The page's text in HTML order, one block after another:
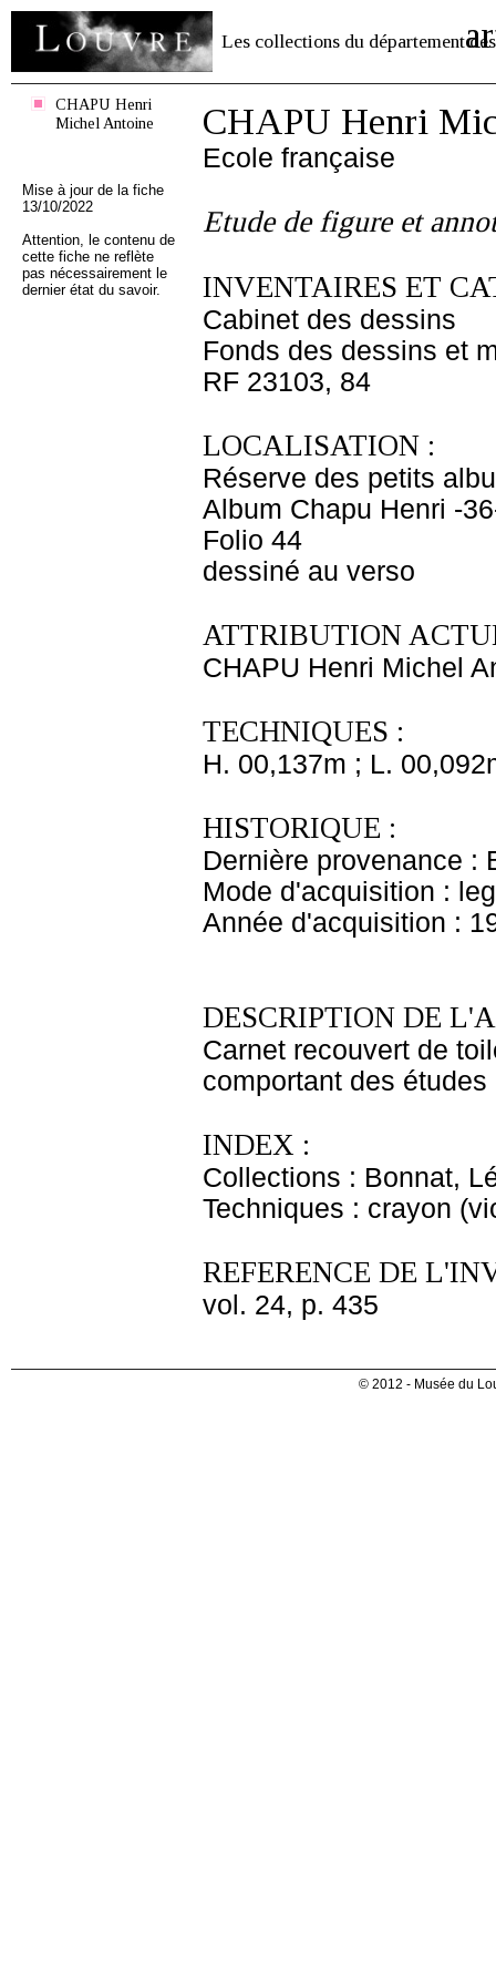
Les collections du département des
CHAPU Henri
Michel Antoine
Mise à jour de la fiche
13/10/2022
Attention, le contenu de
cette fiche ne reflète
pas nécessairement le
dernier état du savoir.
CHAPU Henri
Ecole française
Etude de figure et
INVENTAIRES ET
Cabinet des dessins
Fonds des dessins et
RF 23103, 84
LOCALISATION :
Réserve des petits
Album Chapu Henri -
Folio 44
dessiné au verso
ATTRIBUTION
CHAPU Henri Michel
TECHNIQUES :
H. 00,137m ; L.
HISTORIQUE :
Dernière provenance :
Mode d'acquisition :
Année d'acquisition :
DESCRIPTION DE
Carnet recouvert de
comportant des
INDEX :
Collections : Bonnat,
Techniques : crayon
REFERENCE DE
vol. 24, p. 435
© 2012 - Musée du